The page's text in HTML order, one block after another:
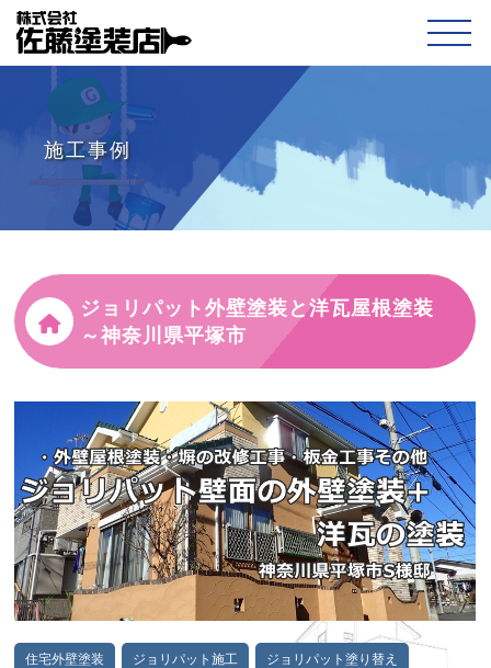
施工事例
ジョリパット外壁塗装と洋瓦屋根塗装
～神奈川県平塚市
住宅外壁塗装 ジョリパット施工 ジョリパット塗り替え